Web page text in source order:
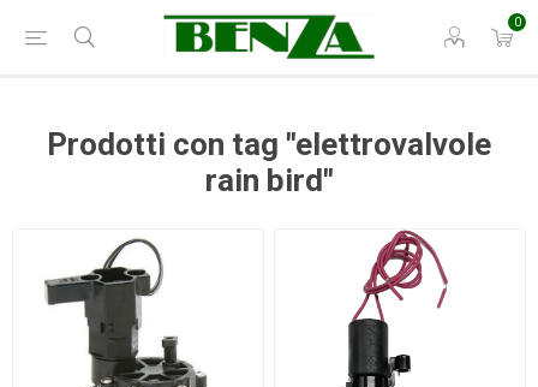
0
Prodotti con tag "elettrovalvole
rain bird"